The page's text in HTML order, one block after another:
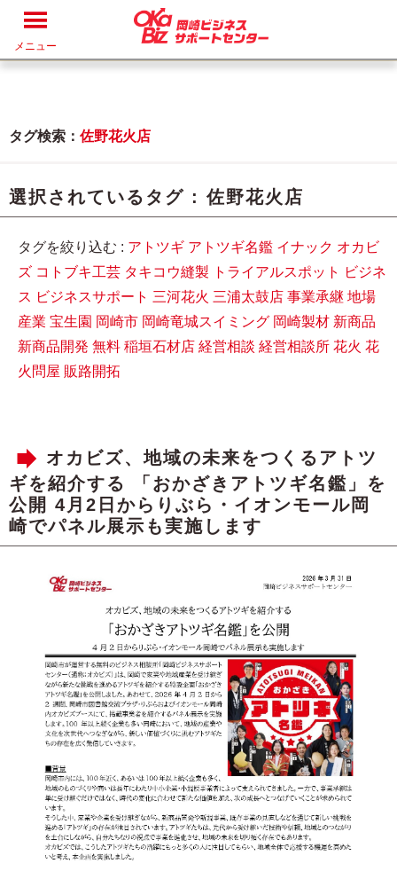
メニュー
タグ検索： 佐野花火店
選択されているタグ : 佐野花火店
タグを絞り込む : アトツギ アトツギ名鑑 イナック オカビ
ズ コトブキ工芸 タキコウ縫製 トライアルスポット
ビジネ
ス ビジネスサポート 三河花火 三浦太鼓店 事業承継 地場
産業 宝生園 岡崎市 岡崎竜城スイミング 岡崎製材 新商品
新商品開発 無料 稲垣石材店 経営相談 経営相談所 花火 花
火問屋 販路開拓
オカビズ、地域の未来をつくるアトツ
ギを紹介する 「おかざきアトツギ名鑑」を
公開 4月2日からりぶら・イオンモール岡
崎でパネル展示も実施します